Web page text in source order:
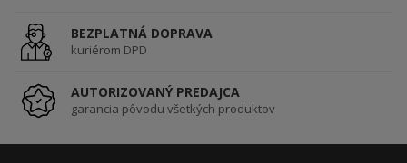
BEZPLATNÁ DOPRAVA
kuriérom DPD
AUTORIZOVANÝ PREDAJCA
garancia pôvodu všetkých produktov